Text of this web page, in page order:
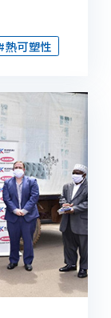
熱可塑性